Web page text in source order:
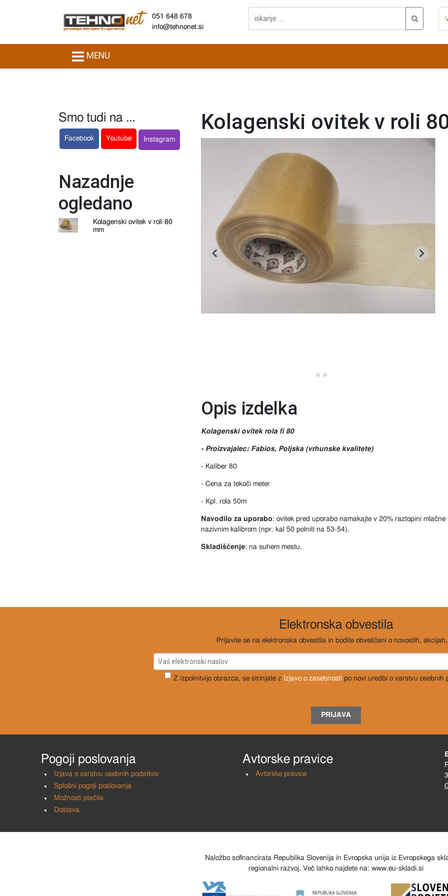
051 648 678
info@tehnonet.si
MENU
Smo tudi na ...
Facebook Youtube Instagram
Nazadnje
ogledano
Kolagenski ovitek v roli 80
mm
Kolagenski ovitek v roli
Opis izdelka
Kolagenski ovitek rola fi 80
- Proizvajalec: Fabios, Poljska (vrhunske kvalitete)
- Kaliber 80
- Cena za tekoči meter
- Kpl. rola 50m
Navodilo za uporabo: ovitek pred uporabo namakajte v 20% raztopini
nazivnim kalibrom (npr. kal 50 polniti na 53-54).
Skladiščenje: na suhem mestu.
Elektronska obvestila
Prijavite se na elektronska obvestila in bodite obveščeni o novostih,
Z izpolnitvijo obrazca, se strinjate z Izjavo o zasebnosti po novi uredbi o varstvu osebnih
PRIJAVA
Pogoji poslovanja
Izjava o varstvu osebnih podatkov
Splošni pogoji poslovanja
Možnosti plačila
Dostava
Avtorske pravice
Avtorske pravice
Naložbo sofinancirata Republika Slovenija in Evropska unija iz Evropskega
regionalni razvoj. Več lahko najdete na: www.eu-skladi.si